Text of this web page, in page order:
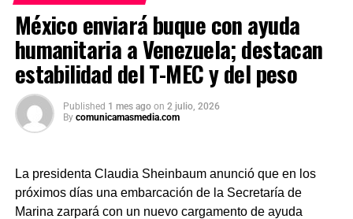
México enviará buque con ayuda
humanitaria a Venezuela; destacan
estabilidad del T-MEC y del peso
Published 1 mes ago on 2 julio, 2026
By comunicamasmedia.com
La presidenta Claudia Sheinbaum anunció que en los
próximos días una embarcación de la Secretaría de
Marina zarpará con un nuevo cargamento de ayuda